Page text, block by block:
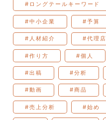
#ロングテールキーワード
#中小企業 #予算
#人材紹介 #代理店
#作り方 #個人
#出稿 #分析
#動画 #商品
#売上分析 #始め